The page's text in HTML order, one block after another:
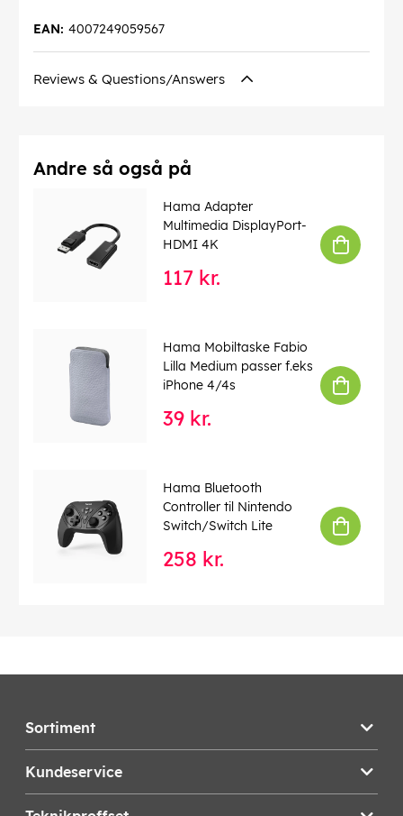
4007249059567
EAN:
Reviews & Questions/Answers
Andre så også på
Hama Adapter
Multimedia DisplayPort-
HDMI 4K
117 kr.
Hama Mobiltaske Fabio
Lilla Medium passer f.eks
iPhone 4/4s
39 kr.
Hama Bluetooth
Controller til Nintendo
Switch/Switch Lite
258 kr.
Sortiment
Kundeservice